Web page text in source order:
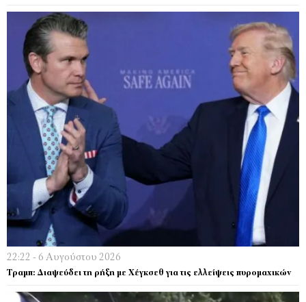
22:22 - 6 Αυγούστου 2026
Τραμπ: Διαψεύδει τη ρήξη με Χέγκσεθ για τις ελλείψεις πυρομαχικών